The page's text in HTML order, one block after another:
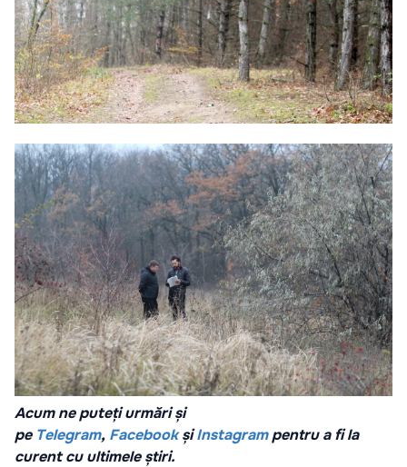
Acum ne puteți urmări și
pe Telegram, FacebookșiInstagrampentru a fi la
curent cu ultimele știri.